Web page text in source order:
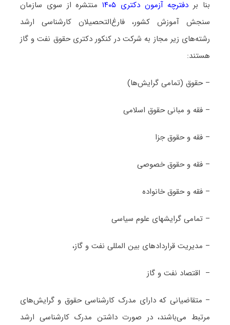
بنا بر دفترچه آزمون دکتری ۱۴۰۵
منتشره از سوی سازمان
سنجش آموزش کشور، فارغ‌التحصیلان کارشناسی ارشد
رشته‌های زیر مجاز به شرکت در کنکور دکتری ﺣﻘﻮق ﻧﻔﺖ و ﮔﺎز
هستند:
– حقوق (تمامی گرایش­‌ها)
– فقه و مبانی حقوق اسلامی
– فقه و حقوق جزا
– فقه و حقوق خصوصی
– فقه و حقوق خانواده
– تمامی گرایشهای علوم سیاسی
– مدیریت قراردادهای بین المللی نفت و گاز،
– اقتصاد نفت و گاز
– متقاضیانی که دارای مدرک کارشناسی حقوق و گرایش‌های
مرتبط می‌باشند، در صورت داشتن مدرک کارشناسی ارشد